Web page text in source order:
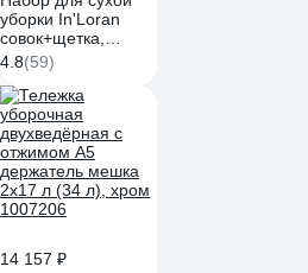
уборки In'Loran
совок+щетка,
черный SO-150BK
4.8(59)
14 157 ₽